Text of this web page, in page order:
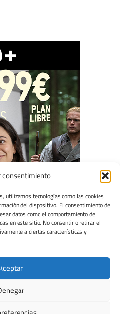
consentimiento
utilizamos tecnologías como las cookies
del dispositivo. El consentimiento de
datos como el comportamiento de
en este sitio. No consentir o retirar el
a ciertas características y